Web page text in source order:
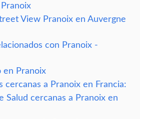
View Pranoix en Auvergne
con Pranoix -
en Pranoix
cercanas a Pranoix en Francia:
Salud cercanas a Pranoix en